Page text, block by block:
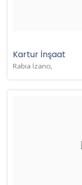
Kartur İnşaat
Rabia İzancı,